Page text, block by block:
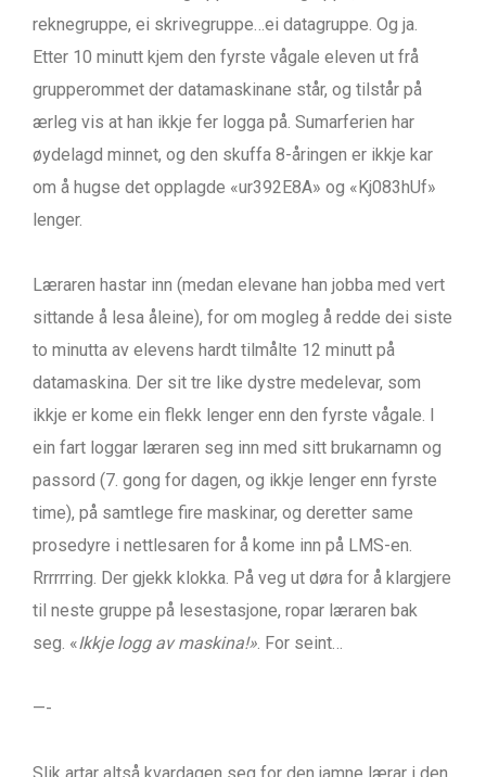
reknegruppe, ei skrivegruppe…ei datagruppe. Og ja.
Etter 10 minutt kjem den fyrste vågale eleven ut frå
grupperommet der datamaskinane står, og tilstår på
ærleg vis at han ikkje fer logga på. Sumarferien har
øydelagd minnet, og den skuffa 8-åringen er ikkje kar
om å hugse det opplagde «ur392E8A» og «Kj083hUf»
lenger.
Læraren hastar inn (medan elevane han jobba med vert
sittande å lesa åleine), for om mogleg å redde dei siste
to minutta av elevens hardt tilmålte 12 minutt på
datamaskina. Der sit tre like dystre medelevar, som
ikkje er kome ein flekk lenger enn den fyrste vågale. I
ein fart loggar læraren seg inn med sitt brukarnamn og
passord (7. gong for dagen, og ikkje lenger enn fyrste
time), på samtlege fire maskinar, og deretter same
prosedyre i nettlesaren for å kome inn på LMS-en.
Rrrrrring. Der gjekk klokka. På veg ut døra for å klargjere
til neste gruppe på lesestasjone, ropar læraren bak
seg. «Ikkje logg av maskina!». For seint…
—-